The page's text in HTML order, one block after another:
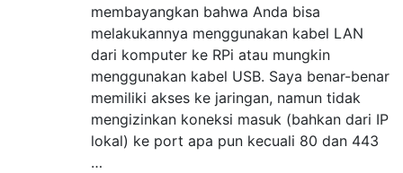
membayangkan bahwa Anda bisa
melakukannya menggunakan kabel LAN
dari komputer ke RPi atau mungkin
menggunakan kabel USB. Saya benar-benar
memiliki akses ke jaringan, namun tidak
mengizinkan koneksi masuk (bahkan dari IP
lokal) ke port apa pun kecuali 80 dan 443
…